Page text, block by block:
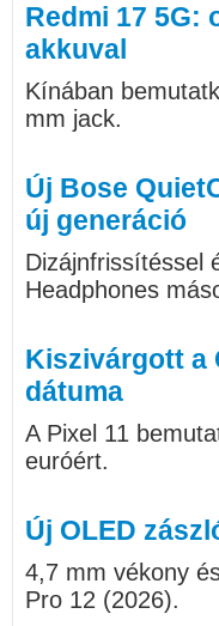
Redmi 17 5G:
akkuval
Kínában
mm jack.
Új Bose
új generáció
Dizájnfrissítéssel
Headphones
Kiszivárgott a
dátuma
A Pixel 11
euróért.
Új OLED
4,7 mm vékony
Pro 12 (2026).